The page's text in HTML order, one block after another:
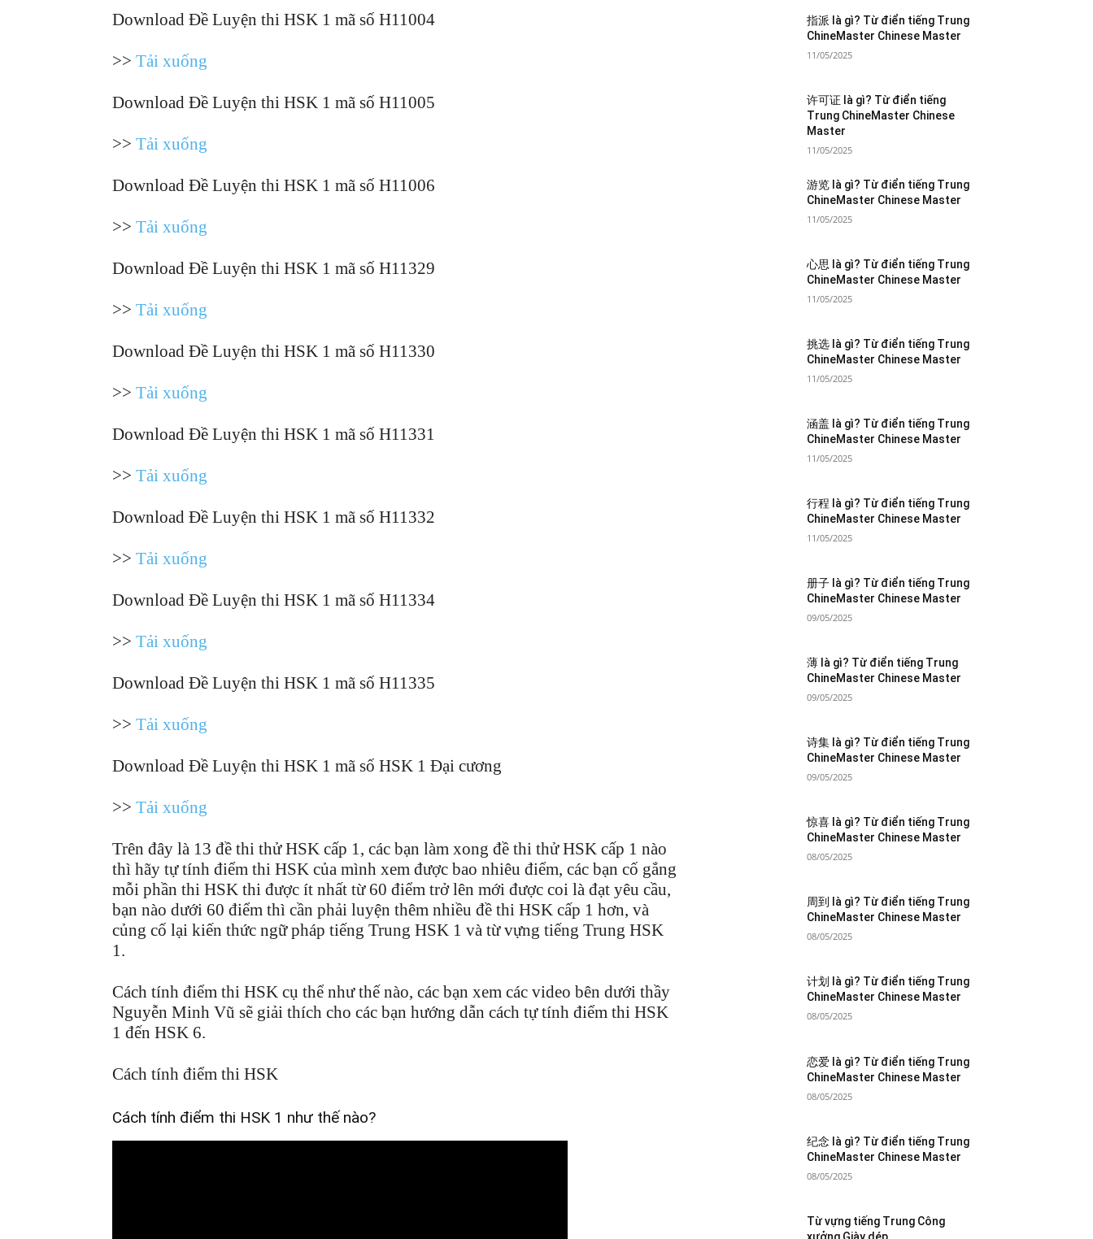
Download Đề Luyện thi HSK 1 mã số H11004
>> Tải xuống
Download Đề Luyện thi HSK 1 mã số H11005
>> Tải xuống
Download Đề Luyện thi HSK 1 mã số H11006
>> Tải xuống
Download Đề Luyện thi HSK 1 mã số H11329
>> Tải xuống
Download Đề Luyện thi HSK 1 mã số H11330
>> Tải xuống
Download Đề Luyện thi HSK 1 mã số H11331
>> Tải xuống
Download Đề Luyện thi HSK 1 mã số H11332
>> Tải xuống
Download Đề Luyện thi HSK 1 mã số H11334
>> Tải xuống
Download Đề Luyện thi HSK 1 mã số H11335
>> Tải xuống
Download Đề Luyện thi HSK 1 mã số HSK 1 Đại cương
>> Tải xuống
Trên đây là 13 đề thi thử HSK cấp 1, các bạn làm xong đề thi thử HSK cấp 1 nào
thì hãy tự tính điểm thi HSK của mình xem được bao nhiêu điểm, các bạn cố gắng
mỗi phần thi HSK thi được ít nhất từ 60 điểm trở lên mới được coi là đạt yêu cầu,
bạn nào dưới 60 điểm thì cần phải luyện thêm nhiều đề thi HSK cấp 1 hơn, và
củng cố lại kiến thức ngữ pháp tiếng Trung HSK 1 và từ vựng tiếng Trung HSK
1.
Cách tính điểm thi HSK cụ thể như thế nào, các bạn xem các video bên dưới thầy
Nguyễn Minh Vũ sẽ giải thích cho các bạn hướng dẫn cách tự tính điểm thi HSK
1 đến HSK 6.
Cách tính điểm thi HSK
Cách tính điểm thi HSK 1 như thế nào?
指派 là gì? Từ điển tiếng Trung
ChineMaster Chinese Master
11/05/2025
许可证 là gì? Từ điển tiếng
Trung ChineMaster Chinese
Master
11/05/2025
游览 là gì? Từ điển tiếng Trung
ChineMaster Chinese Master
11/05/2025
心思 là gì? Từ điển tiếng Trung
ChineMaster Chinese Master
11/05/2025
挑选 là gì? Từ điển tiếng Trung
ChineMaster Chinese Master
11/05/2025
涵盖 là gì? Từ điển tiếng Trung
ChineMaster Chinese Master
11/05/2025
行程 là gì? Từ điển tiếng Trung
ChineMaster Chinese Master
11/05/2025
册子 là gì? Từ điển tiếng Trung
ChineMaster Chinese Master
09/05/2025
薄 là gì? Từ điển tiếng Trung
ChineMaster Chinese Master
09/05/2025
诗集 là gì? Từ điển tiếng Trung
ChineMaster Chinese Master
09/05/2025
惊喜 là gì? Từ điển tiếng Trung
ChineMaster Chinese Master
08/05/2025
周到 là gì? Từ điển tiếng Trung
ChineMaster Chinese Master
08/05/2025
计划 là gì? Từ điển tiếng Trung
ChineMaster Chinese Master
08/05/2025
恋爱 là gì? Từ điển tiếng Trung
ChineMaster Chinese Master
08/05/2025
纪念 là gì? Từ điển tiếng Trung
ChineMaster Chinese Master
08/05/2025
Từ vựng tiếng Trung Công
xưởng Giày dép